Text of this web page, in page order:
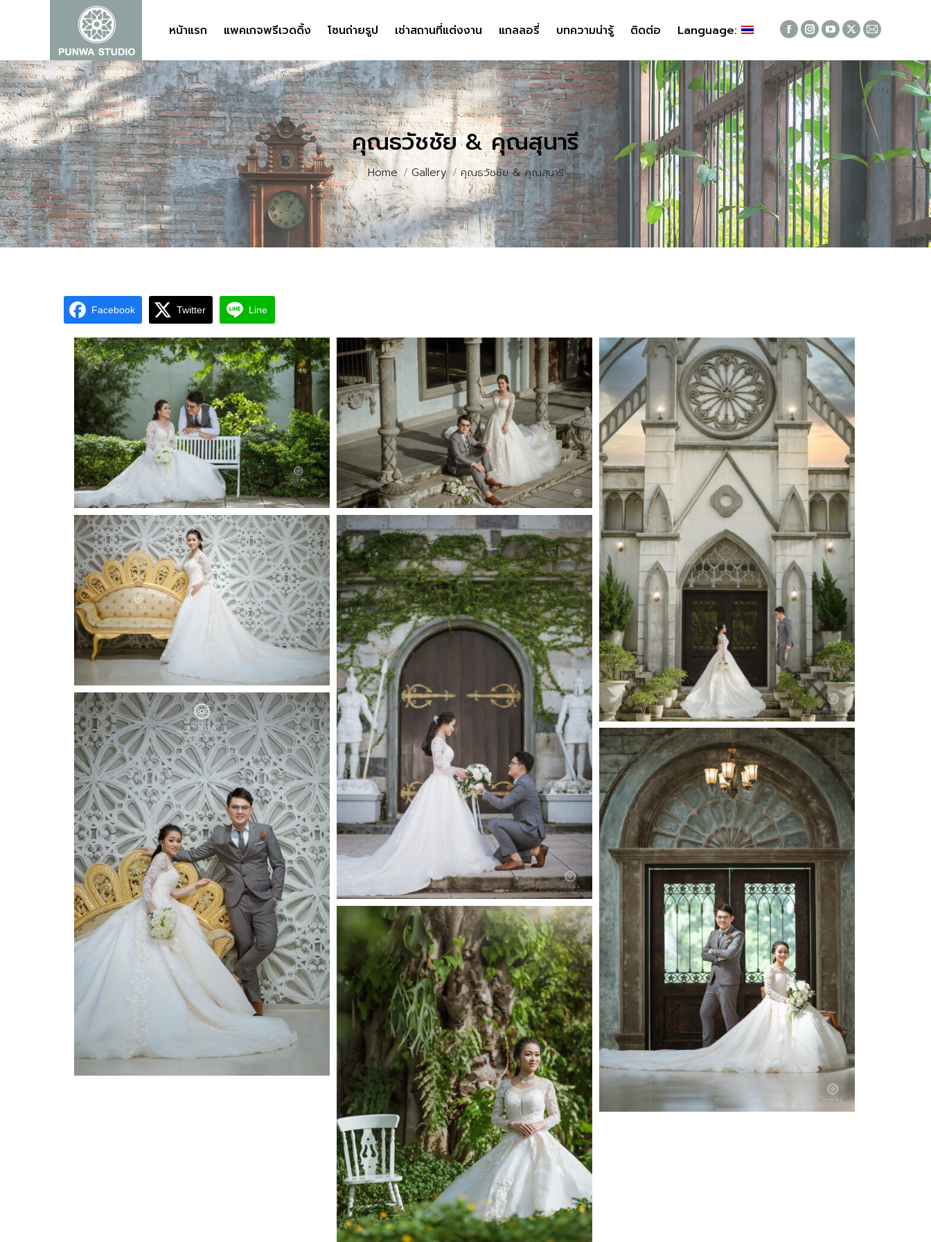
หน้าแรก แพคเกจพรีเวดดิ้ง โซนถ่ายรูป เช่าสถานที่แต่งงาน แกลลอรี่ บทความน่ารู้ ติดต่อ Language:
Facebook
opens
in
new
window
Instagram
opens
in
new
window
YouTube
opens
in
new
window
X
opens
new
window
Mail
opens
in
new
window
คุณธวัชชัย & คุณสุนารี
You are here:
Home Gallery คุณธวัชชัย & คุณสุนารี
Facebook Twitter Line
หน้าแรก แพคเกจพรีเวดดิ้ง โซนถ่ายรูป เช่าสถานที่แต่งงาน แกลลอรี่ บทความน่ารู้ ติดต่อ Language:
Facebook
opens
in
new
window
Instagram
opens
in
new
window
YouTube
opens
in
new
window
X
opens
new
window
Mail
opens
in
new
window